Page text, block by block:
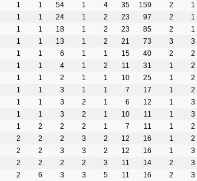
1 1 54 1 4 35 159 2 1
1 1 24 1 2 23 97 2 1
1 1 18 1 2 23 85 2 1
1 1 13 1 2 21 73 3 3
1 1 6 1 1 15 40 2 2
1 1 4 1 2 11 31 1 2
1 1 2 1 1 10 25 1 2
1 1 3 1 1 7 17 1 2
1 1 3 2 1 6 12 1 3
1 1 3 2 1 10 11 1 3
1 2 2 2 1 7 11 1 2
2 2 2 3 2 12 16 1 2
2 2 3 3 2 12 16 1 3
2 2 2 2 3 11 14 2 3
2 6 3 3 5 11 16 2 3